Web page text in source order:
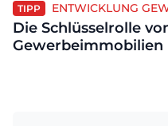
TIPP ENTWICKLUNG
Die Schlüsselrolle
Gewerbeimmobilien